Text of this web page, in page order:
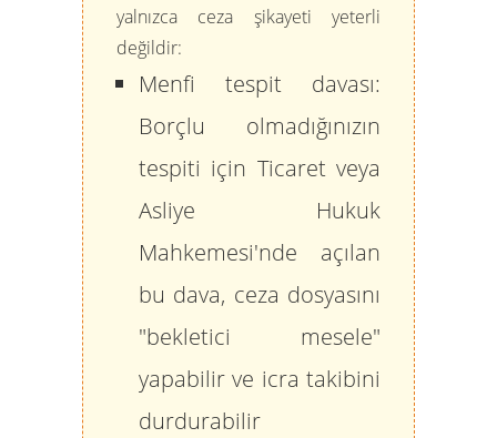
yalnızca ceza şikayeti yeterli
değildir:
Menfi tespit davası:
Borçlu olmadığınızın
tespiti için Ticaret veya
Asliye Hukuk
Mahkemesi'nde açılan
bu dava, ceza dosyasını
"bekletici mesele"
yapabilir ve icra takibini
durdurabilir